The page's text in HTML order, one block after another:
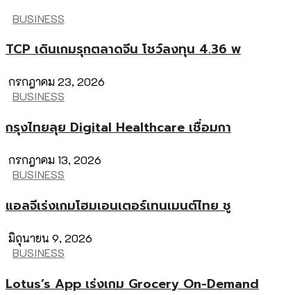
BUSINESS
TCP เดินเกมรุกตลาดจีน โชว์ลงทุน 4.36 พ
กรกฎาคม 23, 2026
BUSINESS
กรุงไทยลุย Digital Healthcare เชื่อมกา
กรกฎาคม 13, 2026
BUSINESS
แอลจีเร่งเกมโฮมเอนเตอร์เทนเมนต์ไทย ชู
มิถุนายน 9, 2026
BUSINESS
Lotus’s App เร่งเกม Grocery On-Demand